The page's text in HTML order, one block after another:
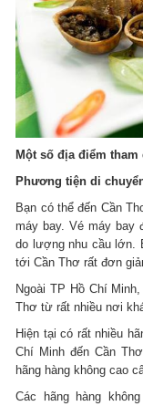
Một số địa điểm
Phương tiện di
Bạn có thể đến Cần
máy bay. Vé máy bay
do lượng nhu cầu lớn.
tới Cần Thơ rất đơn
Ngoài TP Hồ Chí
Thơ từ rất nhiều nơi
Hiện tại có rất nhiều
Chí Minh đến Cần
hãng hàng không cao
Các hãng hàng